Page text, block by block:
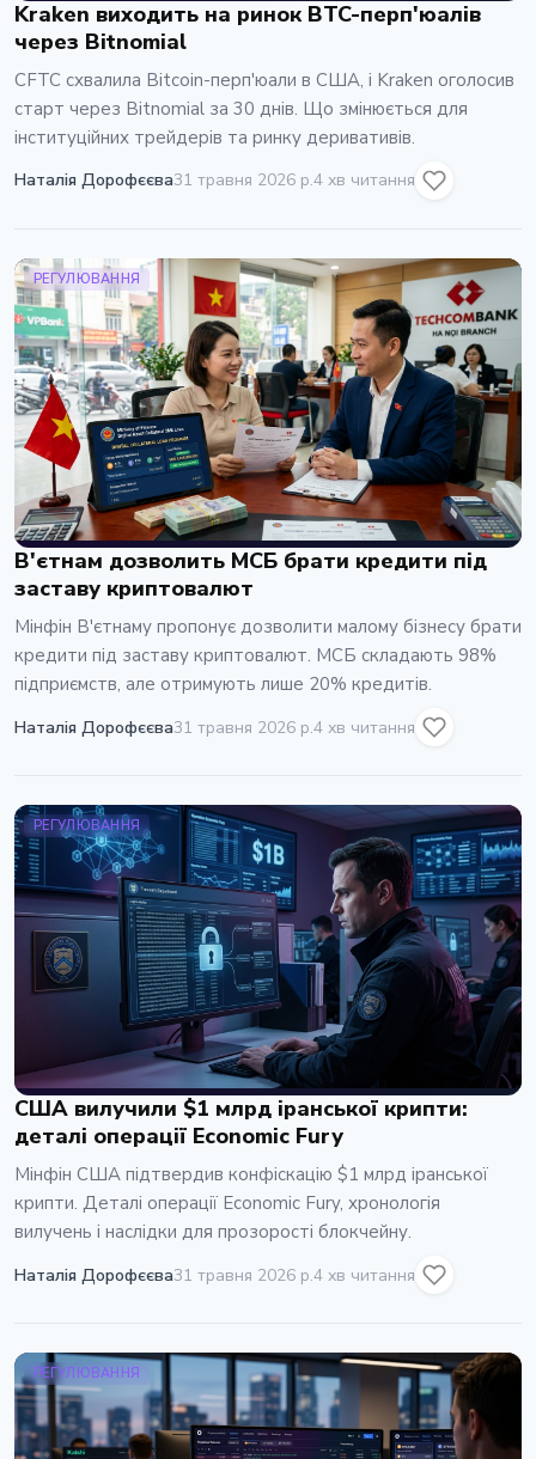
Kraken виходить на ринок BTC-перп'юалів
через Bitnomial
CFTC схвалила Bitcoin-перп'юали в США, і Kraken оголосив
старт через Bitnomial за 30 днів. Що змінюється для
інституційних трейдерів та ринку деривативів.
Наталія Дорофєєва31 травня 2026 р.4 хв читання
РЕГУЛЮВАННЯ
В'єтнам дозволить МСБ брати кредити під
заставу криптовалют
Мінфін В'єтнаму пропонує дозволити малому бізнесу брати
кредити під заставу криптовалют. МСБ складають 98%
підприємств, але отримують лише 20% кредитів.
Наталія Дорофєєва31 травня 2026 р.4 хв читання
РЕГУЛЮВАННЯ
США вилучили $1 млрд іранської крипти:
деталі операції Economic Fury
Мінфін США підтвердив конфіскацію $1 млрд іранської
крипти. Деталі операції Economic Fury, хронологія
вилучень і наслідки для прозорості блокчейну.
Наталія Дорофєєва31 травня 2026 р.4 хв читання
РЕГУЛЮВАННЯ